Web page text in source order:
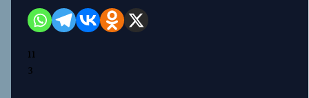
11
3